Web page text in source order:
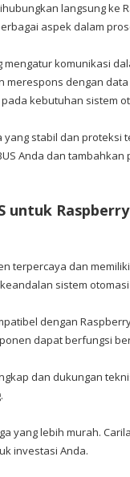
langsung ke
aspek dalam
komunikasi
dengan
kebutuhan sistem
stabil dan
Anda dan
untuk
terpercaya dan
sistem otomasi
dengan
dapat berfungsi
dan dukungan
yang lebih murah.
investasi Anda.